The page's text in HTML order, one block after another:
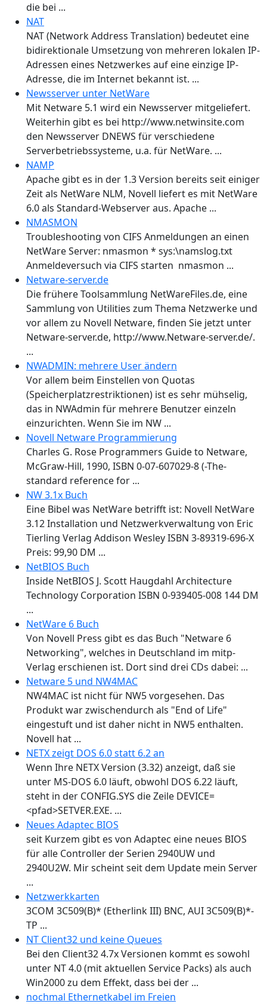
die bei ...
NAT
NAT (Network Address Translation) bedeutet eine
bidirektionale Umsetzung von mehreren lokalen IP-
Adressen eines Netzwerkes auf eine einzige IP-
Adresse, die im Internet bekannt ist. ...
Newsserver unter NetWare
Mit Netware 5.1 wird ein Newsserver mitgeliefert.
Weiterhin gibt es bei http://www.netwinsite.com
den Newsserver DNEWS für verschiedene
Serverbetriebssysteme, u.a. für NetWare. ...
NAMP
Apache gibt es in der 1.3 Version bereits seit einiger
Zeit als NetWare NLM, Novell liefert es mit NetWare
6.0 als Standard-Webserver aus. Apache ...
NMASMON
Troubleshooting von CIFS Anmeldungen an einen
NetWare Server: nmasmon * sys:\namslog.txt
Anmeldeversuch via CIFS starten nmasmon ...
Netware-server.de
Die frühere Toolsammlung NetWareFiles.de, eine
Sammlung von Utilities zum Thema Netzwerke und
vor allem zu Novell Netware, finden Sie jetzt unter
Netware-server.de, http://www.Netware-server.de/.
...
NWADMIN: mehrere User ändern
Vor allem beim Einstellen von Quotas
(Speicherplatzrestriktionen) ist es sehr mühselig,
das in NWAdmin für mehrere Benutzer einzeln
einzurichten. Wenn Sie im NW ...
Novell Netware Programmierung
Charles G. Rose Programmers Guide to Netware,
McGraw-Hill, 1990, ISBN 0-07-607029-8 (-The-
standard reference for ...
NW 3.1x Buch
Eine Bibel was NetWare betrifft ist: Novell NetWare
3.12 Installation und Netzwerkverwaltung von Eric
Tierling Verlag Addison Wesley ISBN 3-89319-696-X
Preis: 99,90 DM ...
NetBIOS Buch
Inside NetBIOS J. Scott Haugdahl Architecture
Technology Corporation ISBN 0-939405-008 144 DM
...
NetWare 6 Buch
Von Novell Press gibt es das Buch "Netware 6
Networking", welches in Deutschland im mitp-
Verlag erschienen ist. Dort sind drei CDs dabei: ...
Netware 5 und NW4MAC
NW4MAC ist nicht für NW5 vorgesehen. Das
Produkt war zwischendurch als "End of Life"
eingestuft und ist daher nicht in NW5 enthalten.
Novell hat ...
NETX zeigt DOS 6.0 statt 6.2 an
Wenn Ihre NETX Version (3.32) anzeigt, daß sie
unter MS-DOS 6.0 läuft, obwohl DOS 6.22 läuft,
steht in der CONFIG.SYS die Zeile DEVICE=
<pfad>SETVER.EXE. ...
Neues Adaptec BIOS
seit Kurzem gibt es von Adaptec eine neues BIOS
für alle Controller der Serien 2940UW und
2940U2W. Mir scheint seit dem Update mein Server
...
Netzwerkkarten
3COM 3C509(B)* (Etherlink III) BNC, AUI 3C509(B)*-
TP ...
NT Client32 und keine Queues
Bei den Client32 4.7x Versionen kommt es sowohl
unter NT 4.0 (mit aktuellen Service Packs) als auch
Win2000 zu dem Effekt, dass bei der ...
nochmal Ethernetkabel im Freien